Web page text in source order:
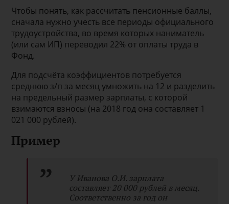
Чтобы понять, как рассчитать пенсионные баллы,
сначала нужно учесть все периоды официального
трудоустройства, во время которых наниматель
(или сам ИП) переводил 22% от оплаты труда в
Фонд.
Для подсчёта коэффициентов потребуется
среднюю з/п за месяц умножить на 12 и разделить
на предельный размер зарплаты, с которой
взимаются взносы (на 2018 год она составляет 1
021 000 рублей).
Пример
У Иванова О.И. зарплата
составляет 20 000 рублей в месяц.
Соответственно за год он